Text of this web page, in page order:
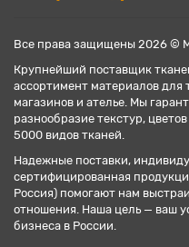
Все права защищены 2026 ©
Крупнейший поставщик
ассортимент материалов
магазинов и ателье. Мы
разнообразие текстур,
5000 видов тканей.
Надежные поставки,
сертифицированная
Россия) помогают нам
отношения. Наша цель — ваш
бизнеса в России.